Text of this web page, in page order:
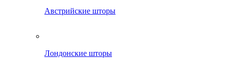
Австрийские шторы
Лондонские шторы